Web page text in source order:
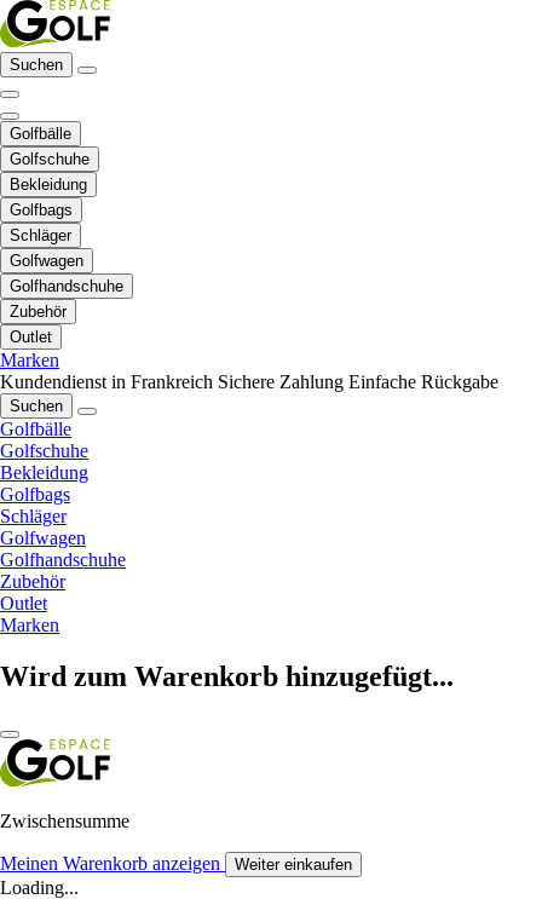
Suchen
Golfbälle
Golfschuhe
Bekleidung
Golfbags
Schläger
Golfwagen
Golfhandschuhe
Zubehör
Outlet
Marken
Kundendienst in Frankreich Sichere Zahlung Einfache Rückgabe
Suchen
Golfbälle
Golfschuhe
Bekleidung
Golfbags
Schläger
Golfwagen
Golfhandschuhe
Zubehör
Outlet
Marken
Wird zum Warenkorb hinzugefügt...
Zwischensumme
Meinen Warenkorb anzeigen Weiter einkaufen
Loading...